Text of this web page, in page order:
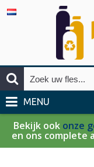
MENU
Bekijk ook onze
en ons complete